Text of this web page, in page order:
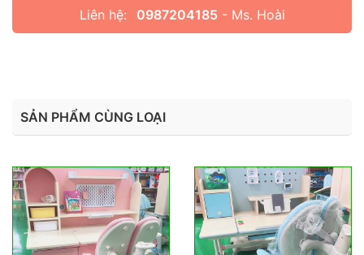
Liên hệ: 0987204185- Ms. Hoài
SẢN PHẨM CÙNG LOẠI